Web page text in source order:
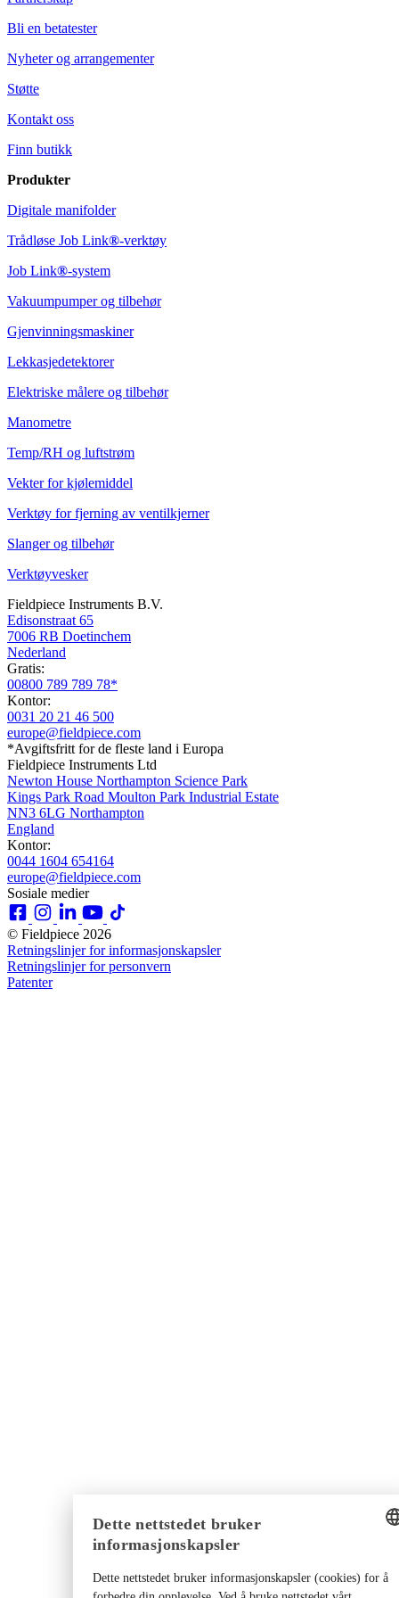
Bli en betatester
Nyheter og arrangementer
Støtte
Kontakt oss
Finn butikk
Produkter
Digitale manifolder
Trådløse Job Link®-verktøy
Job Link®-system
Vakuumpumper og tilbehør
Gjenvinningsmaskiner
Lekkasjedetektorer
Elektriske målere og tilbehør
Manometre
Temp/RH og luftstrøm
Vekter for kjølemiddel
Verktøy for fjerning av ventilkjerner
Slanger og tilbehør
Verktøyvesker
Fieldpiece Instruments B.V.
Edisonstraat 65
7006 RB Doetinchem
Nederland
Gratis:
00800 789 789 78*
Kontor:
0031 20 21 46 500
europe@fieldpiece.com
*Avgiftsfritt for de fleste land i Europa
Fieldpiece Instruments Ltd
Newton House Northampton Science Park
Kings Park Road Moulton Park Industrial Estate
NN3 6LG Northampton
England
Kontor:
0044 1604 654164
europe@fieldpiece.com
Sosiale medier
© Fieldpiece 2026
Retningslinjer for informasjonskapsler
Retningslinjer for personvern
Patenter
GERMAN
Dette nettstedet bruker
informasjonskapsler
Dette nettstedet bruker informasjonskapsler (cookies) for å